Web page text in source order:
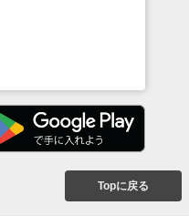
Topに戻る